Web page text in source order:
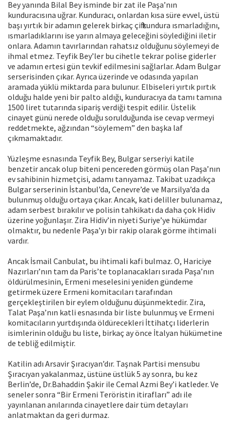
Bey yanında Bilal Bey isminde bir zat ile Paşa’nın
kunduracısına uğrar. Kunduracı, onlardan kısa süre evvel, üstü
başı yırtık bir adamın gelerek birkaç çift kundura ısmarladığını,
ısmarladıklarını ise yarın almaya geleceğini söylediğini iletir
onlara. Adamın tavırlarından rahatsız olduğunu söylemeyi de
ihmal etmez. Teyfik Bey’ler bu cihetle tekrar polise giderler
ve adamın ertesi gün tevkif edilmesini sağlarlar. Adam Bulgar
serserisinden çıkar. Ayrıca üzerinde ve odasında yapılan
aramada yüklü miktarda para bulunur. Elbiseleri yırtık pırtık
olduğu halde yeni bir palto aldığı, kunduracıya da tamı tamına
1500 liret tutarında sipariş verdiği tespit edilir. Üstelik
cinayet günü nerede olduğu sorulduğunda ise cevap vermeyi
reddetmekte, ağzından “söylemem” den başka laf
çıkmamaktadır.
Yüzleşme esnasında Teyfik Bey, Bulgar serseriyi katile
benzetir ancak olup biteni pencereden görmüş olan Paşa’nın
ev sahibinin hizmetçisi, adamı tanıyamaz. Takibat uzadıkça
Bulgar serserinin İstanbul’da, Cenevre’de ve Marsilya’da da
bulunmuş olduğu ortaya çıkar. Ancak, kati deliller bulunamaz,
adam serbest bırakılır ve polisin tahkikatı da daha çok Hidiv
üzerine yoğunlaşır. Zira Hidiv’in niyeti Suriye’ye hükümdar
olmaktır, bu nedenle Paşa’yı bir rakip olarak görme ihtimali
vardır.
Ancak İsmail Canbulat, bu ihtimali kafi bulmaz. O, Hariciye
Nazırları’nın tam da Paris’te toplanacakları sırada Paşa’nın
öldürülmesinin, Ermeni meselesini yeniden gündeme
getirmek üzere Ermeni komitacıları tarafından
gerçekleştirilen bir eylem olduğunu düşünmektedir. Zira,
Talat Paşa’nın katli esnasında bir liste bulunmuş ve Ermeni
komitacıların yurtdışında öldürecekleri İttihatçı liderlerin
isimlerinin olduğu bu liste, birkaç ay önce İtalyan hükümetine
de tebliğ edilmiştir.
Katilin adı Arsavir Şıracıyan’dır. Taşnak Partisi mensubu
Şıracıyan yakalanmaz, üstüne üstlük 5 ay sonra, bu kez
Berlin’de, Dr.Bahaddin Şakir ile Cemal Azmi Bey’i katleder. Ve
seneler sonra “Bir Ermeni Teröristin itirafları” adı ile
yayınlanan anılarında cinayetlere dair tüm detayları
anlatmaktan da geri durmaz.